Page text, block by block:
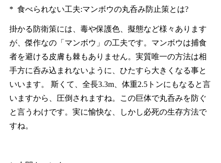
* 食べられない工夫:マンボウの丸呑み防止策とは?
掛かる防衛策には、毒や保護色、擬態など様々あります
が、傑作なの「マンボウ」の工夫です。マンボウは捕食
者を避ける皮膚も棘もありません。実質唯一の方法は相
手方に呑み込まれないように、ひたすら大きくなる事と
いいます。 斯くて、全長3.3m、体重2.5トンにもなると言
いますから、圧倒されますね。この巨体で丸呑みを防ぐ
と言うわけです。実に愉快な、しかし必死の生存方法で
すね。